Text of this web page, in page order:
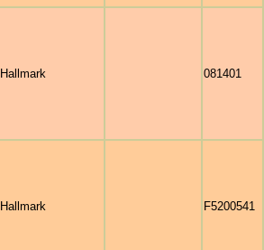
Hallmark 081401
Hallmark F5200541